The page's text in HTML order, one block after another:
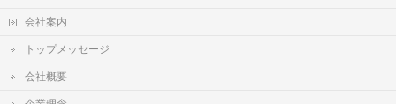
会社案内
トップメッセージ
会社概要